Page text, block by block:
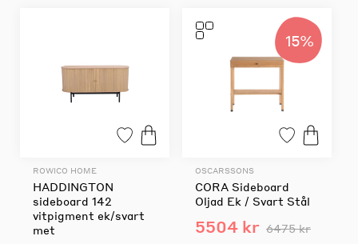
ROWICO HOME
HADDINGTON
sideboard 142
vitpigment ek/svart
met
15%
OSCARSSONS
CORA Sideboard
Oljad Ek / Svart Stål
5504 kr 6475 kr